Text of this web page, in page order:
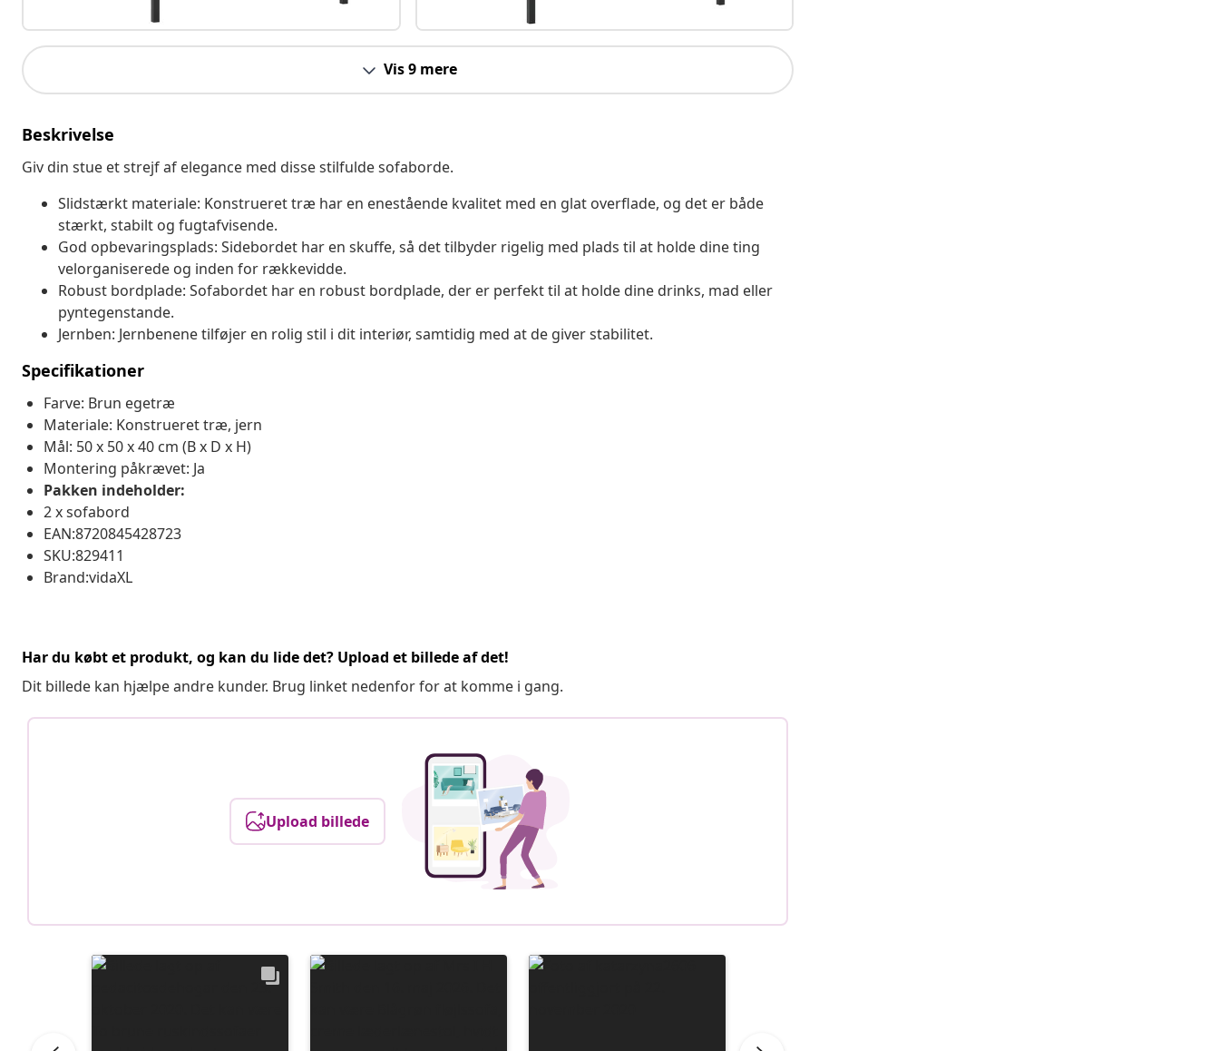
Vis 9 mere
Beskrivelse
Giv din stue et strejf af elegance med disse stilfulde sofaborde.
Slidstærkt materiale: Konstrueret træ har en enestående kvalitet med en glat overflade, og det er både
stærkt, stabilt og fugtafvisende.
God opbevaringsplads: Sidebordet har en skuffe, så det tilbyder rigelig med plads til at holde dine ting
velorganiserede og inden for rækkevidde.
Robust bordplade: Sofabordet har en robust bordplade, der er perfekt til at holde dine drinks, mad eller
pyntegenstande.
Jernben: Jernbenene tilføjer en rolig stil i dit interiør, samtidig med at de giver stabilitet.
Specifikationer
Farve: Brun egetræ
Materiale: Konstrueret træ, jern
Mål: 50 x 50 x 40 cm (B x D x H)
Montering påkrævet: Ja
Pakken indeholder:
2 x sofabord
EAN:8720845428723
SKU:829411
Brand:vidaXL
Har du købt et produkt, og kan du lide det? Upload et billede af det!
Dit billede kan hjælpe andre kunder. Brug linket nedenfor for at komme i gang.
Upload billede